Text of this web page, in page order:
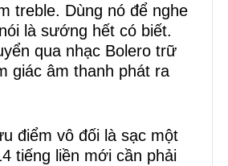
treble. Dùng nó để nghe
là sướng hết có biết.
qua nhạc Bolero trữ
giác âm thanh phát ra
điểm vô đối là sạc một
tiếng liền mới cần phải